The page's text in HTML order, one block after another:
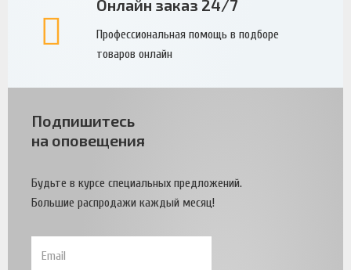
Онлайн заказ 24/7
Профессиональная помощь в подборе
товаров онлайн
Подпишитесь
на оповещения
Будьте в курсе специальных предложений.
Большие распродажи каждый месяц!